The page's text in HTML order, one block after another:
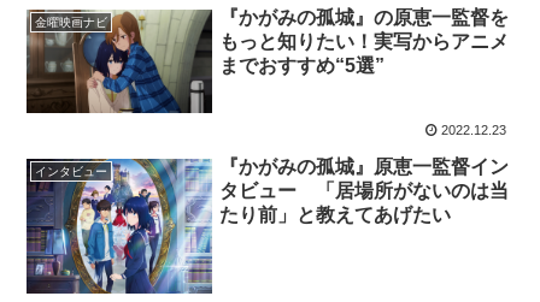
金曜映画ナビ
『かがみの孤城』の原恵一監督を
もっと知りたい！実写からアニメ
までおすすめ“5選”
2022.12.23
インタビュー
『かがみの孤城』原恵一監督イン
タビュー 「居場所がないのは当
たり前」と教えてあげたい